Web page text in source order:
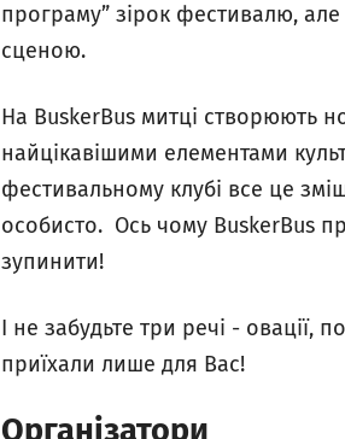
програму” зірок фестивалю,
сценою.
На BuskerBus митці створюють
найцікавішими елементами
фестивальному клубі все це
особисто. Ось чому BuskerBus
зупинити!
І не забудьте три речі -
приїхали лише для Вас!
Організатори